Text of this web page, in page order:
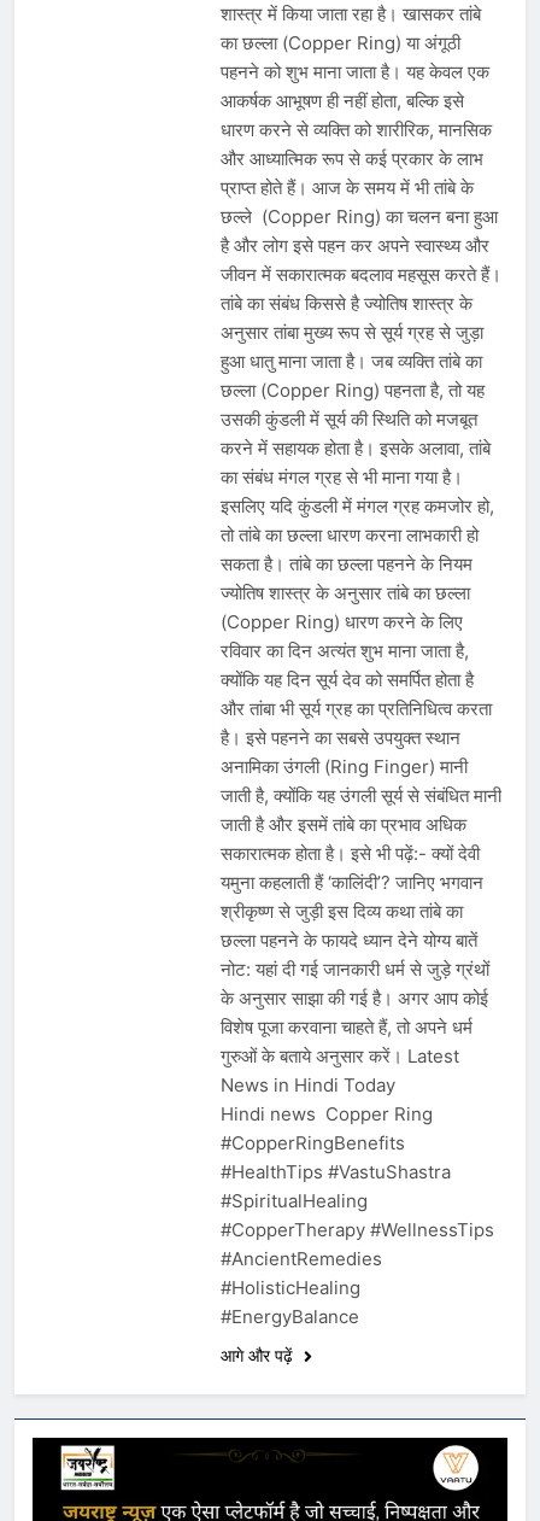
शास्त्र में किया जाता रहा है। खासकर तांबे
का छल्ला (Copper Ring) या अंगूठी
पहनने को शुभ माना जाता है। यह केवल एक
आकर्षक आभूषण ही नहीं होता, बल्कि इसे
धारण करने से व्यक्ति को शारीरिक, मानसिक
और आध्यात्मिक रूप से कई प्रकार के लाभ
प्राप्त होते हैं। आज के समय में भी तांबे के
छल्ले (Copper Ring) का चलन बना हुआ
है और लोग इसे पहन कर अपने स्वास्थ्य और
जीवन में सकारात्मक बदलाव महसूस करते हैं।
तांबे का संबंध किससे है ज्योतिष शास्त्र के
अनुसार तांबा मुख्य रूप से सूर्य ग्रह से जुड़ा
हुआ धातु माना जाता है। जब व्यक्ति तांबे का
छल्ला (Copper Ring) पहनता है, तो यह
उसकी कुंडली में सूर्य की स्थिति को मजबूत
करने में सहायक होता है। इसके अलावा, तांबे
का संबंध मंगल ग्रह से भी माना गया है।
इसलिए यदि कुंडली में मंगल ग्रह कमजोर हो,
तो तांबे का छल्ला धारण करना लाभकारी हो
सकता है। तांबे का छल्ला पहनने के नियम
ज्योतिष शास्त्र के अनुसार तांबे का छल्ला
(Copper Ring) धारण करने के लिए
रविवार का दिन अत्यंत शुभ माना जाता है,
क्योंकि यह दिन सूर्य देव को समर्पित होता है
और तांबा भी सूर्य ग्रह का प्रतिनिधित्व करता
है। इसे पहनने का सबसे उपयुक्त स्थान
अनामिका उंगली (Ring Finger) मानी
जाती है, क्योंकि यह उंगली सूर्य से संबंधित मानी
जाती है और इसमें तांबे का प्रभाव अधिक
सकारात्मक होता है। इसे भी पढ़ें:- क्यों देवी
यमुना कहलाती हैं ‘कालिंदी’? जानिए भगवान
श्रीकृष्ण से जुड़ी इस दिव्य कथा तांबे का
छल्ला पहनने के फायदे ध्यान देने योग्य बातें
नोट: यहां दी गई जानकारी धर्म से जुड़े ग्रंथों
के अनुसार साझा की गई है। अगर आप कोई
विशेष पूजा करवाना चाहते हैं, तो अपने धर्म
गुरुओं के बताये अनुसार करें। Latest
News in Hindi Today
Hindi news Copper Ring
#CopperRingBenefits
#HealthTips #VastuShastra
#SpiritualHealing
#CopperTherapy #WellnessTips
#AncientRemedies
#HolisticHealing
#EnergyBalance
आगे और पढ़ें